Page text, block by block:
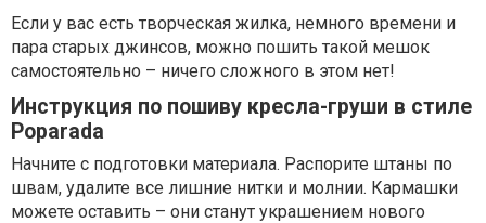
Если у вас есть творческая жилка, немного времени и
пара старых джинсов, можно пошить такой мешок
самостоятельно – ничего сложного в этом нет!
Инструкция по пошиву кресла-груши в стиле
Poparada
Начните с подготовки материала. Распорите штаны по
швам, удалите все лишние нитки и молнии. Кармашки
можете оставить – они станут украшением нового